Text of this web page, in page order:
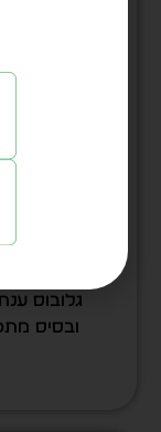
ובסיס מתכת